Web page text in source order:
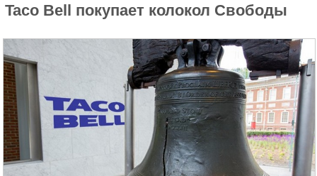
Taco Bell покупает колокол Свободы